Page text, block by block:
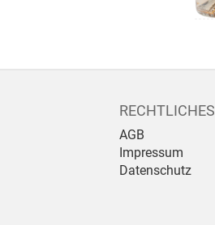
RECHTLICHES
AGB
Impressum
Datenschutz